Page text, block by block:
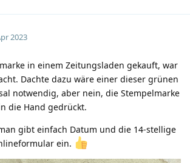
2023
in einem Zeitungsladen gekauft, war
Dachte dazu wäre einer dieser grünen
notwendig, aber nein, die Stempelmarke
die Hand gedrückt.
gibt einfach Datum und die 14-stellige
ein.